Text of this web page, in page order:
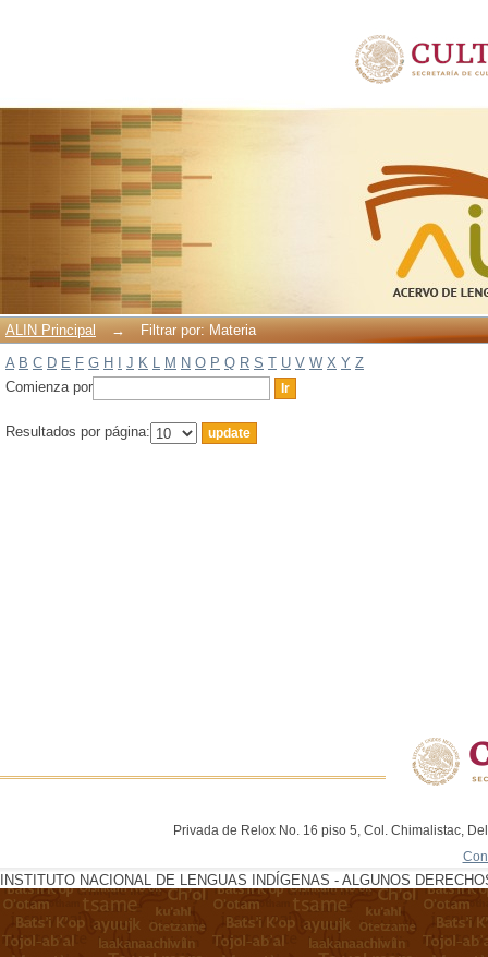
ALIN Principal →
Filtrar por: Materia
A B C D E F G H J K L M N O P Q R S T U V W X Y Z
Comienza por
Resultados por página:
Privada de Relox No. 16 piso 5, Col. Chimalistac,
INSTITUTO NACIONAL DE LENGUAS INDÍGENAS - ALGUNOS